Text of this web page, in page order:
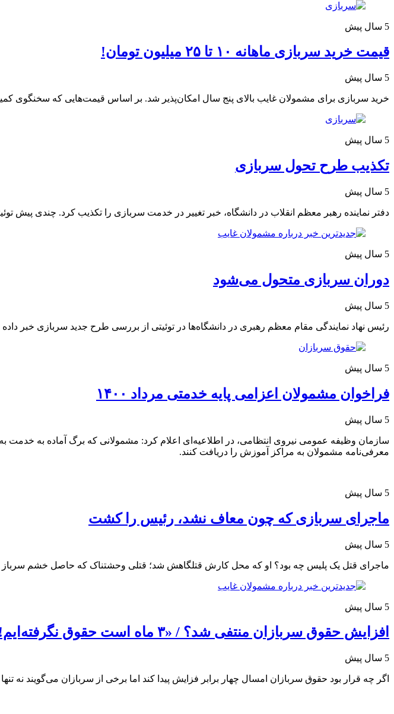
5 سال پیش
قیمت خرید سربازی ماهانه ۱۰ تا ۲۵ میلیون تومان!
5 سال پیش
خرید سربازی برای مشمولان غایب بالای پنج سال امکان‌پذیر شد. بر اساس قیمت‌هایی که سخنگوی کمیسیون تلفیق بودجه داد،
5 سال پیش
تکذیب طرح تحول سربازی
5 سال پیش
دفتر نماینده رهبر معظم انقلاب در دانشگاه، خبر تغییر در خدمت سربازی را تکذیب کرد. چندی پیش
5 سال پیش
دوران سربازی متحول می‌شود
5 سال پیش
رئیس نهاد نمایندگی مقام معظم رهبری در دانشگاه‌ها در توئیتی از بررسی طرح جدید سربازی خبر
5 سال پیش
فراخوان مشمولان اعزامی پایه خدمتی مرداد ۱۴۰۰
5 سال پیش
معرفی‌نامه مشمولان به مراکز آموزش را دریافت کنند.
5 سال پیش
ماجرای سربازی که چون معاف نشد، رئیس را کشت
5 سال پیش
ماجرای قتل یک پلیس چه بود؟ او که محل کارش قتلگاهش شد؛ قتلی وحشتناک که حاصل خشم سرباز
5 سال پیش
افزایش حقوق‌ سربازان منتفی شد؟ / «۳ ماه است حقوق نگرفته‌ایم!»
5 سال پیش
اگر چه قرار بود حقوق سربازان امسال چهار برابر فزایش پیدا کند اما برخی از سربازان می‌گویند